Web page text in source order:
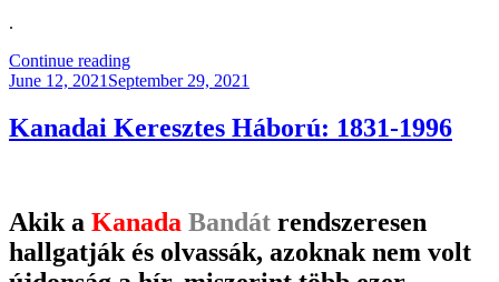
.
Continue reading“Állami
Gyűlöletkeltés”
Posted
June 12, 2021 September 29, 2021
Kanadai Keresztes Háború: 1831-1996
Akik a Kanada Bandát rendszeresen
hallgatják és olvassák, azoknak nem volt